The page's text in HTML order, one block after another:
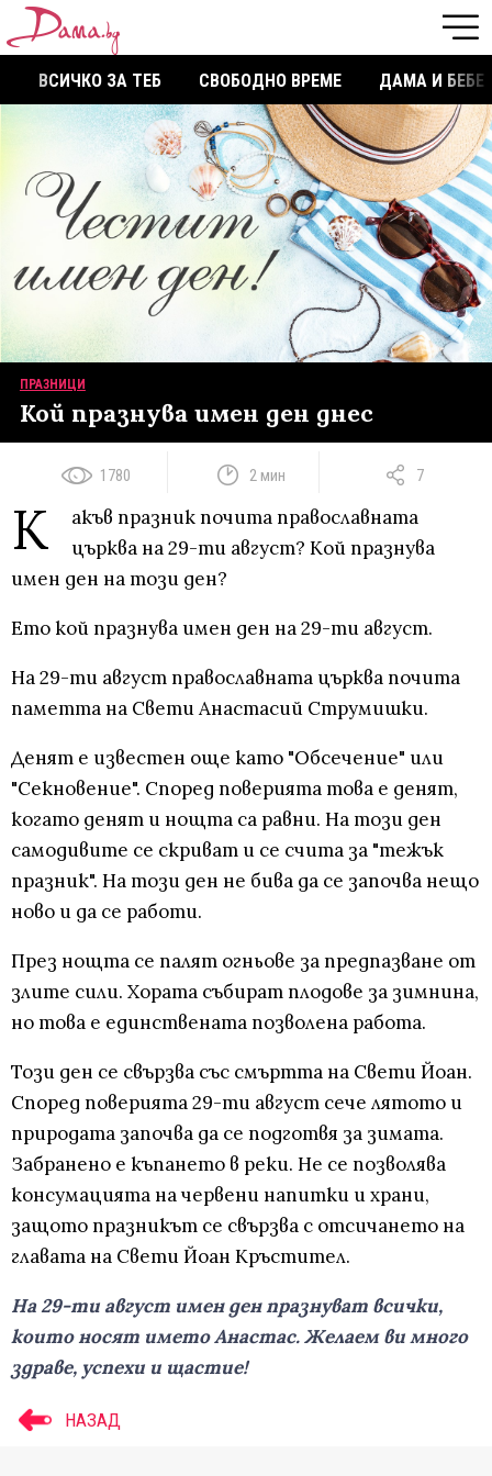
ВСИЧКО ЗА ТЕБ СВОБОДНО ВРЕМЕ ДАМА И БЕБЕ
ПРАЗНИЦИ
Кой празнува имен ден днес
1780 2 мин 7
К
акъв празник почита православната
църква на 29-ти август? Кой празнува
имен ден на този ден?
Ето кой празнува имен ден на 29-ти август.
На 29-ти август православната църква почита
паметта на Свети Анастасий Струмишки.
Денят е известен още като "Обсечение" или
"Секновение". Според поверията това е денят,
когато денят и нощта са равни. На този ден
самодивите се скриват и се счита за "тежък
празник". На този ден не бива да се започва нещо
ново и да се работи.
През нощта се палят огньове за предпазване от
злите сили. Хората събират плодове за зимнина,
но това е единствената позволена работа.
Този ден се свързва със смъртта на Свети Йоан.
Според поверията 29-ти август сече лятото и
природата започва да се подготвя за зимата.
Забранено е къпането в реки. Не се позволява
консумацията на червени напитки и храни,
защото празникът се свързва с отсичането на
главата на Свети Йоан Кръстител.
На 29-ти август имен ден празнуват всички,
които носят името Анастас. Желаем ви много
здраве, успехи и щастие!
НАЗАД